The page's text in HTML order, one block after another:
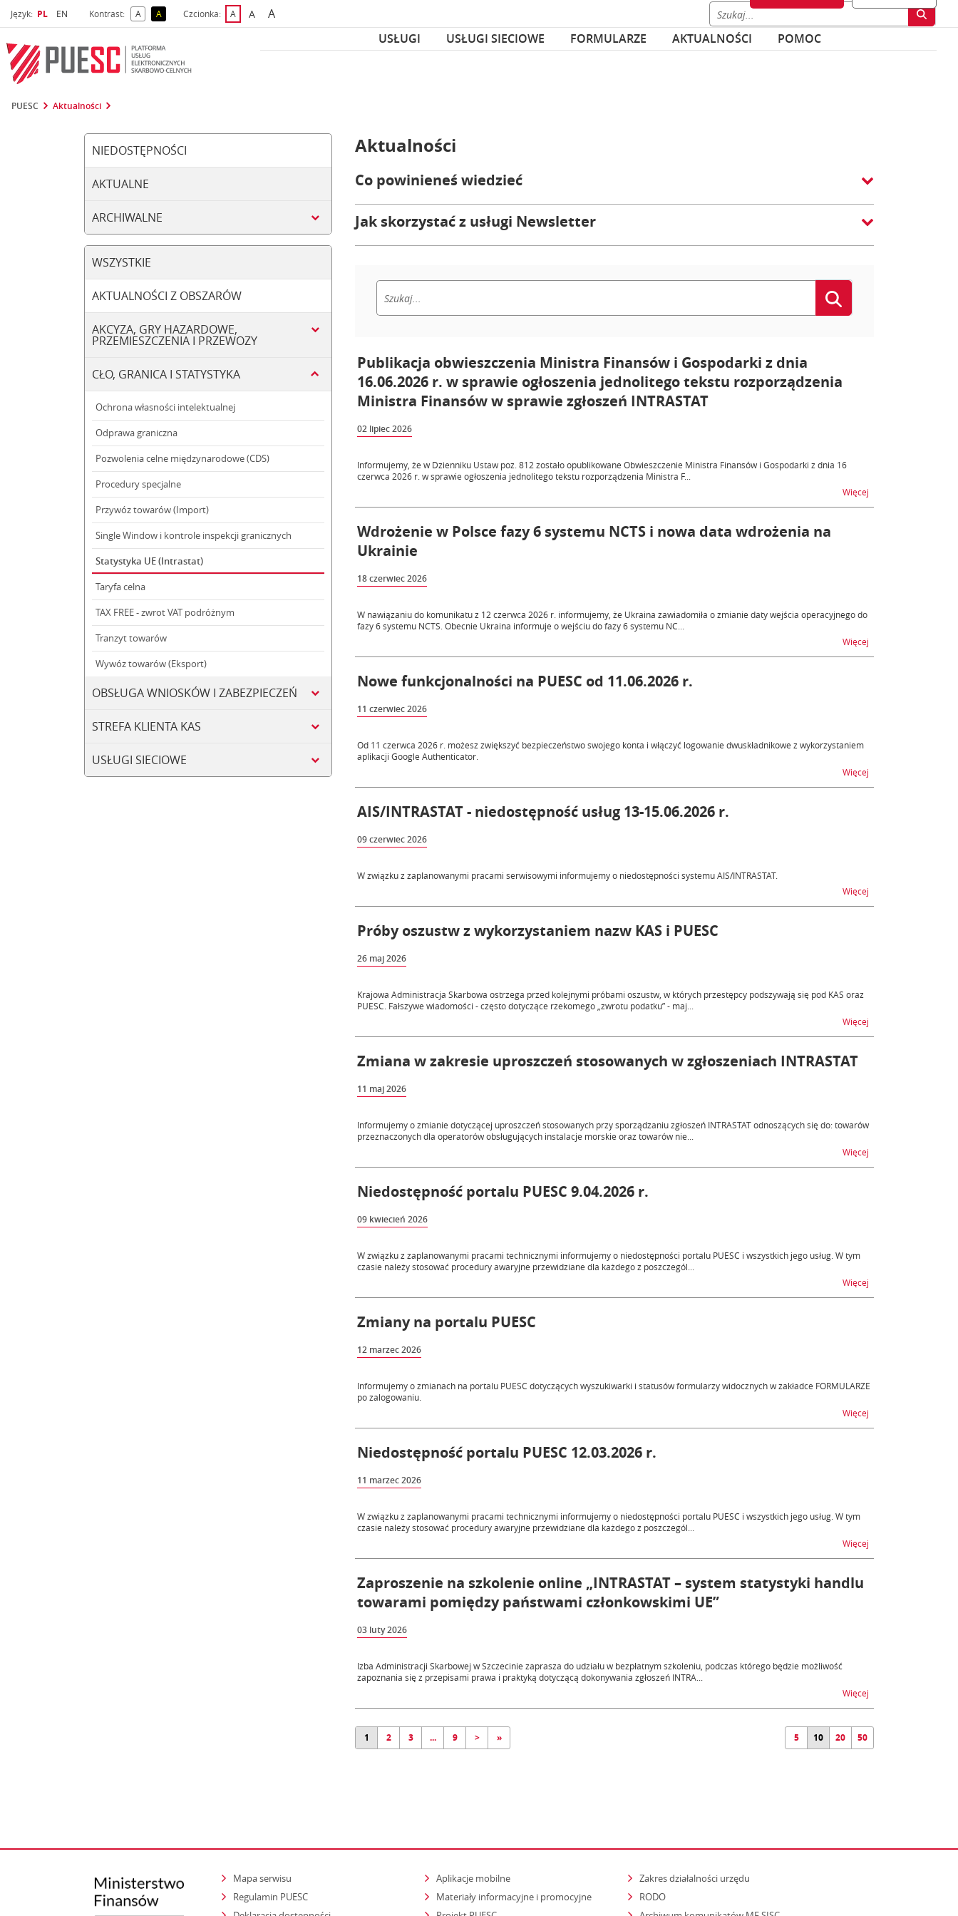
Język: Wybrany język
PL Wybierz język
EN Kontrast: Akontrast domyślny
Akontrast żółty tekst na czarnym tle
Czcionka: Adomyślna czcionka
Awiększa czcionka
Anajwiększa czcionka
USŁUGI
USŁUGI SIECIOWE FORMULARZE AKTUALNOŚCI POMOC
PUESC Aktualności
NIEDOSTĘPNOŚCI
AKTUALNE
ARCHIWALNE
WSZYSTKIE
AKTUALNOŚCI Z OBSZARÓW
AKCYZA, GRY HAZARDOWE,
PRZEMIESZCZENIA I PRZEWOZY
CŁO, GRANICA I STATYSTYKA
Ochrona własności intelektualnej
Odprawa graniczna
Pozwolenia celne międzynarodowe (CDS)
Procedury specjalne
Przywóz towarów (Import)
Single Window i kontrole inspekcji granicznych
Statystyka UE (Intrastat)
Taryfa celna
TAX FREE - zwrot VAT podróżnym
Tranzyt towarów
Wywóz towarów (Eksport)
OBSŁUGA WNIOSKÓW I ZABEZPIECZEŃ
STREFA KLIENTA KAS
USŁUGI SIECIOWE
Aktualności
Co powinieneś wiedzieć
Jak skorzystać z usługi Newsletter
Publikacja obwieszczenia Ministra Finansów i Gospodarki z dnia
16.06.2026 r. w sprawie ogłoszenia jednolitego tekstu rozporządzenia
Ministra Finansów w sprawie zgłoszeń INTRASTAT
02 lipiec 2026
Informujemy, że w Dzienniku Ustaw poz. 812 zostało opublikowane Obwieszczenie Ministra Finansów i Gospodarki z dnia 16
czerwca 2026 r. w sprawie ogłoszenia jednolitego tekstu rozporządzenia Ministra F...
Więcej
Wdrożenie w Polsce fazy 6 systemu NCTS i nowa data wdrożenia na
Ukrainie
18 czerwiec 2026
W nawiązaniu do komunikatu z 12 czerwca 2026 r. informujemy, że Ukraina zawiadomiła o zmianie daty wejścia operacyjnego do
fazy 6 systemu NCTS. Obecnie Ukraina informuje o wejściu do fazy 6 systemu NC...
Więcej
Nowe funkcjonalności na PUESC od 11.06.2026 r.
11 czerwiec 2026
Od 11 czerwca 2026 r. możesz zwiększyć bezpieczeństwo swojego konta i włączyć logowanie dwuskładnikowe z wykorzystaniem
aplikacji Google Authenticator.
Więcej
AIS/INTRASTAT - niedostępność usług 13-15.06.2026 r.
09 czerwiec 2026
W związku z zaplanowanymi pracami serwisowymi informujemy o niedostępności systemu AIS/INTRASTAT.
Więcej
Próby oszustw z wykorzystaniem nazw KAS i PUESC
26 maj 2026
Krajowa Administracja Skarbowa ostrzega przed kolejnymi próbami oszustw, w których przestępcy podszywają się pod KAS oraz
PUESC. Fałszywe wiadomości - często dotyczące rzekomego „zwrotu podatku” - maj...
Więcej
Zmiana w zakresie uproszczeń stosowanych w zgłoszeniach INTRASTAT
11 maj 2026
Informujemy o zmianie dotyczącej uproszczeń stosowanych przy sporządzaniu zgłoszeń INTRASTAT odnoszących się do: towarów
przeznaczonych dla operatorów obsługujących instalacje morskie oraz towarów nie...
Więcej
Niedostępność portalu PUESC 9.04.2026 r.
09 kwiecień 2026
W związku z zaplanowanymi pracami technicznymi informujemy o niedostępności portalu PUESC i wszystkich jego usług. W tym
czasie należy stosować procedury awaryjne przewidziane dla każdego z poszczegól...
Więcej
Zmiany na portalu PUESC
12 marzec 2026
Informujemy o zmianach na portalu PUESC dotyczących wyszukiwarki i statusów formularzy widocznych w zakładce FORMULARZE
po zalogowaniu.
Więcej
Niedostępność portalu PUESC 12.03.2026 r.
11 marzec 2026
W związku z zaplanowanymi pracami technicznymi informujemy o niedostępności portalu PUESC i wszystkich jego usług. W tym
czasie należy stosować procedury awaryjne przewidziane dla każdego z poszczegól...
Więcej
Zaproszenie na szkolenie online „INTRASTAT – system statystyki handlu
towarami pomiędzy państwami członkowskimi UE”
03 luty 2026
Izba Administracji Skarbowej w Szczecinie zaprasza do udziału w bezpłatnym szkoleniu, podczas którego będzie możliwość
zapoznania się z przepisami prawa i praktyką dotyczącą dokonywania zgłoszeń INTRA...
Więcej
1 2 3 ... 9 > » 5 10 20 50
Mapa serwisu
Regulamin PUESC
Aplikacje mobilne
Materiały informacyjne i promocyjne
Zakres działalności urzędu
RODO